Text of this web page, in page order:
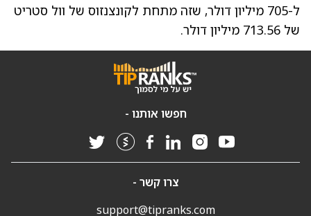
ל-705 מיליון דולר, שזה מתחת לקונצנזוס של וול סטריט
של 713.56 מיליון דולר.
חפשו אותנו -
צרו קשר -
support@tipranks.com